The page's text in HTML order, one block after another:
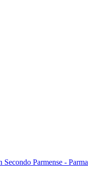
Secondo Parmense - Parma